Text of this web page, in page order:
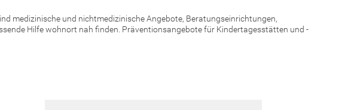
medizinische und nichtmedizinische Angebote, Beratungseinrichtungen,
Hilfe wohnort nah finden. Präventionsangebote für Kindertagesstätten und -